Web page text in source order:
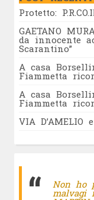
Protetto:
GAETANO
da innocente
Scarantino”
A casa
Fiammetta
A casa
Fiammetta
VIA
Non ho
malvagi